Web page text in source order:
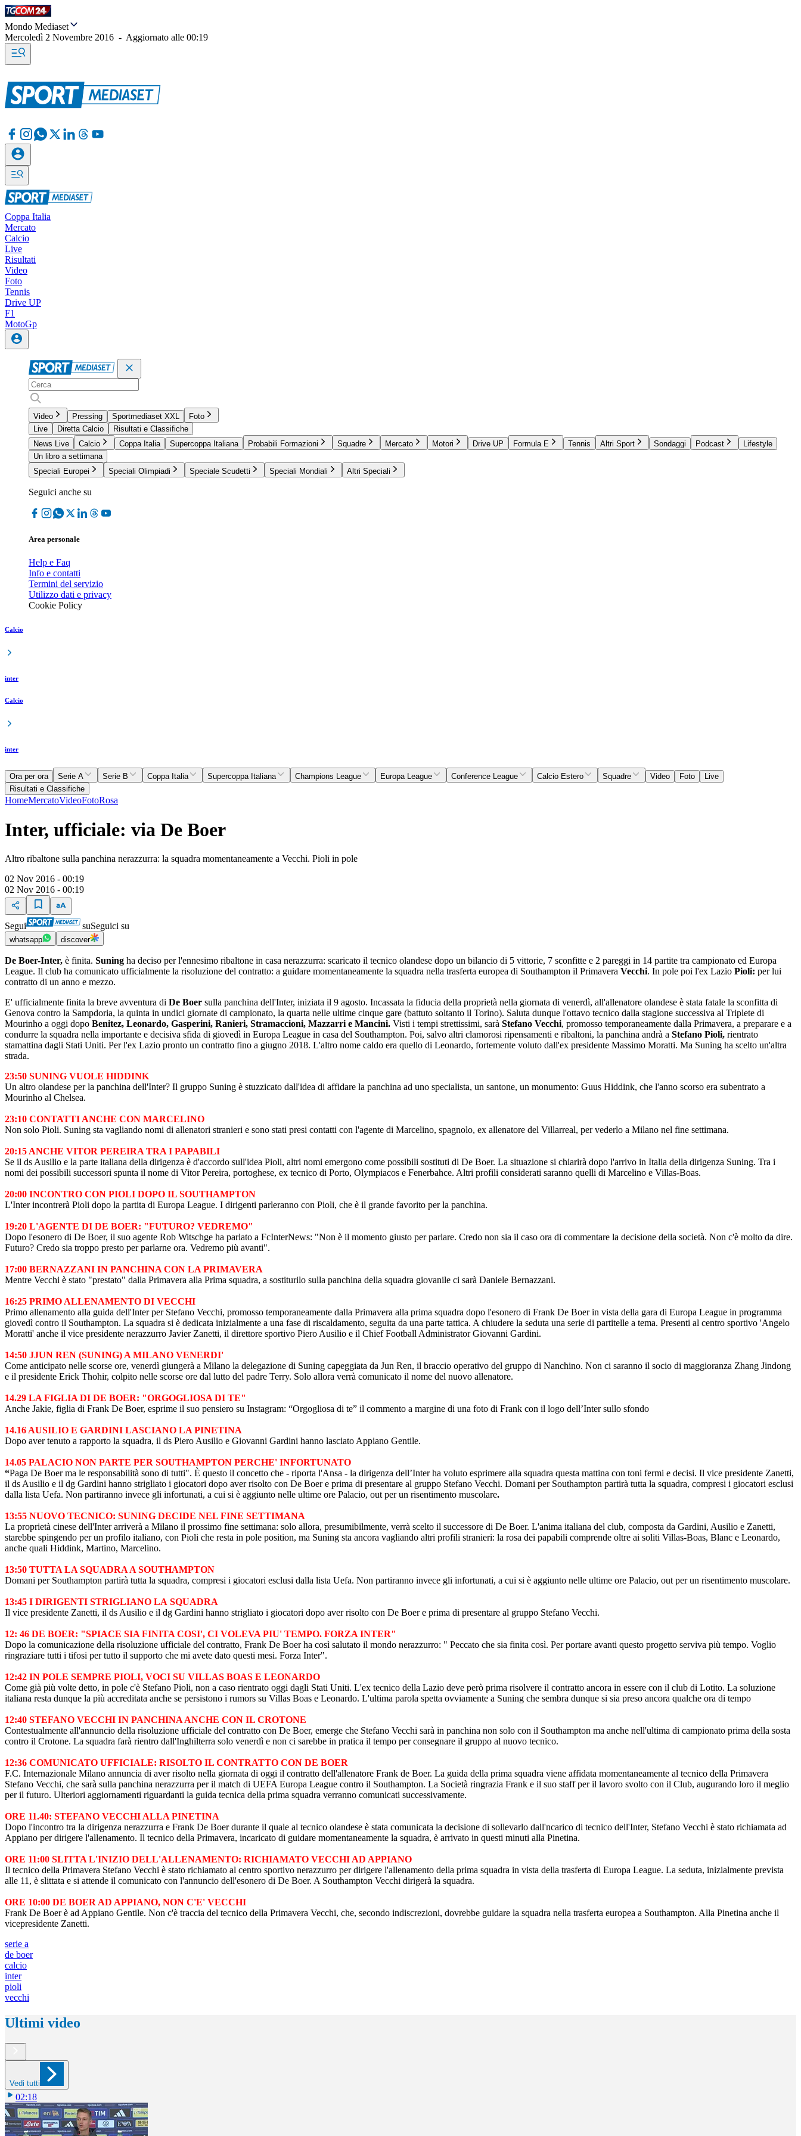
Mondo Mediaset
Mercoledì 2 Novembre 2016 - Aggiornato alle 00:19
Coppa Italia
Mercato
Calcio
Live
Risultati
Video
Foto
Tennis
Drive UP
F1
MotoGp
Video Pressing Sportmediaset XXL
Foto
Live
Diretta Calcio
Risultati e Classifiche
News Live
Calcio Coppa Italia Supercoppa Italiana Probabili Formazioni Squadre Mercato Motori Drive UP Formula E Tennis Altri Sport Sondaggi Podcast
Lifestyle
Un libro a settimana
Speciali Europei
Speciali Olimpiadi Speciale Scudetti Speciali Mondiali Altri Speciali
Seguici anche su
Area personale
Help e Faq
Info e contatti
Termini del servizio
Utilizzo dati e privacy
Cookie Policy
Calcio
inter
Calcio
inter
Ora per ora Serie A Serie B Coppa Italia Supercoppa Italiana Champions League Europa League Conference League Calcio Estero Squadre Video Foto
Live
Risultati e Classifiche
HomeMercatoVideoFotoRosa
Inter, ufficiale: via De Boer
Altro ribaltone sulla panchina nerazzurra: la squadra momentaneamente a Vecchi. Pioli in pole
02 Nov 2016 - 00:19
02 Nov 2016 - 00:19
Segui suSeguici su
whatsapp discover
De Boer-Inter, è finita. Suning ha deciso per l'ennesimo ribaltone in casa nerazzurra: scaricato il tecnico olandese dopo un bilancio di 5 vittorie, 7 sconfitte e 2 pareggi in 14 partite tra campionato ed Europa
League. Il club ha comunicato ufficialmente la risoluzione del contratto: a guidare momentaneamente la squadra nella trasferta europea di Southampton il Primavera Vecchi. In pole poi l'ex Lazio Pioli: per lui
contratto di un anno e mezzo.
E' ufficialmente finita la breve avventura di De Boer sulla panchina dell'Inter, iniziata il 9 agosto. Incassata la fiducia della proprietà nella giornata di venerdì, all'allenatore olandese è stata fatale la sconfitta di
Genova contro la Sampdoria, la quinta in undici giornate di campionato, la quarta nelle ultime cinque gare (battuto soltanto il Torino). Saluta dunque l'ottavo tecnico dalla stagione successiva al Triplete di
Mourinho a oggi dopo Benitez, Leonardo, Gasperini, Ranieri, Stramaccioni, Mazzarri e Mancini. Visti i tempi strettissimi, sarà Stefano Vecchi, promosso temporaneamente dalla Primavera, a preparare e a
condurre la squadra nella importante e decisiva sfida di giovedì in Europa League in casa del Southampton. Poi, salvo altri clamorosi ripensamenti e ribaltoni, la panchina andrà a Stefano Pioli, rientrato
stamattina dagli Stati Uniti. Per l'ex Lazio pronto un contratto fino a giugno 2018. L'altro nome caldo era quello di Leonardo, fortemente voluto dall'ex presidente Massimo Moratti. Ma Suning ha scelto un'altra
strada.
23:50 SUNING VUOLE HIDDINK
Un altro olandese per la panchina dell'Inter? Il gruppo Suning è stuzzicato dall'idea di affidare la panchina ad uno specialista, un santone, un monumento: Guus Hiddink, che l'anno scorso era subentrato a
Mourinho al Chelsea.
23:10 CONTATTI ANCHE CON MARCELINO
Non solo Pioli. Suning sta vagliando nomi di allenatori stranieri e sono stati presi contatti con l'agente di Marcelino, spagnolo, ex allenatore del Villarreal, per vederlo a Milano nel fine settimana.
20:15 ANCHE VITOR PEREIRA TRA I PAPABILI
Se il ds Ausilio e la parte italiana della dirigenza è d'accordo sull'idea Pioli, altri nomi emergono come possibili sostituti di De Boer. La situazione si chiarirà dopo l'arrivo in Italia della dirigenza Suning. Tra i
nomi dei possibili successori spunta il nome di Vitor Pereira, portoghese, ex tecnico di Porto, Olympiacos e Fenerbahce. Altri profili considerati saranno quelli di Marcelino e Villas-Boas.
20:00 INCONTRO CON PIOLI DOPO IL SOUTHAMPTON
L'Inter incontrerà Pioli dopo la partita di Europa League. I dirigenti parleranno con Pioli, che è il grande favorito per la panchina.
19:20 L'AGENTE DI DE BOER: "FUTURO? VEDREMO"
Dopo l'esonero di De Boer, il suo agente Rob Witschge ha parlato a FcInterNews: "Non è il momento giusto per parlare. Credo non sia il caso ora di commentare la decisione della società. Non c'è molto da dire.
Futuro? Credo sia troppo presto per parlarne ora. Vedremo più avanti".
17:00 BERNAZZANI IN PANCHINA CON LA PRIMAVERA
Mentre Vecchi è stato "prestato" dalla Primavera alla Prima squadra, a sostiturilo sulla panchina della squadra giovanile ci sarà Daniele Bernazzani.
16:25 PRIMO ALLENAMENTO DI VECCHI
Primo allenamento alla guida dell'Inter per Stefano Vecchi, promosso temporaneamente dalla Primavera alla prima squadra dopo l'esonero di Frank De Boer in vista della gara di Europa League in programma
giovedì contro il Southampton. La squadra si è dedicata inizialmente a una fase di riscaldamento, seguita da una parte tattica. A chiudere la seduta una serie di partitelle a tema. Presenti al centro sportivo 'Angelo
Moratti' anche il vice presidente nerazzurro Javier Zanetti, il direttore sportivo Piero Ausilio e il Chief Football Administrator Giovanni Gardini.
14:50 JJUN REN (SUNING) A MILANO VENERDI'
Come anticipato nelle scorse ore, venerdì giungerà a Milano la delegazione di Suning capeggiata da Jun Ren, il braccio operativo del gruppo di Nanchino. Non ci saranno il socio di maggioranza Zhang Jindong
e il presidente Erick Thohir, colpito nelle scorse ore dal lutto del padre Terry. Solo allora verrà comunicato il nome del nuovo allenatore.
14.29 LA FIGLIA DI DE BOER: "ORGOGLIOSA DI TE"
Anche Jakie, figlia di Frank De Boer, esprime il suo pensiero su Instagram: “Orgogliosa di te” il commento a margine di una foto di Frank con il logo dell’Inter sullo sfondo
14.16 AUSILIO E GARDINI LASCIANO LA PINETINA
Dopo aver tenuto a rapporto la squadra, il ds Piero Ausilio e Giovanni Gardini hanno lasciato Appiano Gentile.
14.05 PALACIO NON PARTE PER SOUTHAMPTON PERCHE' INFORTUNATO
“Paga De Boer ma le responsabilità sono di tutti". È questo il concetto che - riporta l'Ansa - la dirigenza dell’Inter ha voluto esprimere alla squadra questa mattina con toni fermi e decisi. Il vice presidente Zanetti,
il ds Ausilio e il dg Gardini hanno strigliato i giocatori dopo aver risolto con De Boer e prima di presentare al gruppo Stefano Vecchi. Domani per Southampton partirà tutta la squadra, compresi i giocatori esclusi
dalla lista Uefa. Non partiranno invece gli infortunati, a cui si è aggiunto nelle ultime ore Palacio, out per un risentimento muscolare.
13:55 NUOVO TECNICO: SUNING DECIDE NEL FINE SETTIMANA
La proprietà cinese dell'Inter arriverà a Milano il prossimo fine settimana: solo allora, presumibilmente, verrà scelto il successore di De Boer. L'anima italiana del club, composta da Gardini, Ausilio e Zanetti,
starebbe spingendo per un profilo italiano, con Pioli che resta in pole position, ma Suning sta ancora vagliando altri profili stranieri: la rosa dei papabili comprende oltre ai soliti Villas-Boas, Blanc e Leonardo,
anche quali Hiddink, Martino, Marcelino.
13:50 TUTTA LA SQUADRA A SOUTHAMPTON
Domani per Southampton partirà tutta la squadra, compresi i giocatori esclusi dalla lista Uefa. Non partiranno invece gli infortunati, a cui si è aggiunto nelle ultime ore Palacio, out per un risentimento muscolare.
13:45 I DIRIGENTI STRIGLIANO LA SQUADRA
Il vice presidente Zanetti, il ds Ausilio e il dg Gardini hanno strigliato i giocatori dopo aver risolto con De Boer e prima di presentare al gruppo Stefano Vecchi.
12: 46 DE BOER: "SPIACE SIA FINITA COSI', CI VOLEVA PIU' TEMPO. FORZA INTER"
Dopo la comunicazione della risoluzione ufficiale del contratto, Frank De Boer ha così salutato il mondo nerazzurro: " Peccato che sia finita così. Per portare avanti questo progetto serviva più tempo. Voglio
ringraziare tutti i tifosi per tutto il supporto che mi avete dato questi mesi. Forza Inter".
12:42 IN POLE SEMPRE PIOLI, VOCI SU VILLAS BOAS E LEONARDO
Come già più volte detto, in pole c'è Stefano Pioli, non a caso rientrato oggi dagli Stati Uniti. L'ex tecnico della Lazio deve però prima risolvere il contratto ancora in essere con il club di Lotito. La soluzione
italiana resta dunque la più accreditata anche se persistono i rumors su Villas Boas e Leonardo. L'ultima parola spetta ovviamente a Suning che sembra dunque si sia preso ancora qualche ora di tempo
12:40 STEFANO VECCHI IN PANCHINA ANCHE CON IL CROTONE
Contestualmente all'annuncio della risoluzione ufficiale del contratto con De Boer, emerge che Stefano Vecchi sarà in panchina non solo con il Southampton ma anche nell'ultima di campionato prima della sosta
contro il Crotone. La squadra farà rientro dall'Inghilterra solo venerdì e non ci sarebbe in pratica il tempo per consegnare il gruppo al nuovo tecnico.
12:36 COMUNICATO UFFICIALE: RISOLTO IL CONTRATTO CON DE BOER
F.C. Internazionale Milano annuncia di aver risolto nella giornata di oggi il contratto dell'allenatore Frank de Boer. La guida della prima squadra viene affidata momentaneamente al tecnico della Primavera
Stefano Vecchi, che sarà sulla panchina nerazzurra per il match di UEFA Europa League contro il Southampton. La Società ringrazia Frank e il suo staff per il lavoro svolto con il Club, augurando loro il meglio
per il futuro. Ulteriori aggiornamenti riguardanti la guida tecnica della prima squadra verranno comunicati successivamente.
ORE 11.40: STEFANO VECCHI ALLA PINETINA
Dopo l'incontro tra la dirigenza nerazzurra e Frank De Boer durante il quale al tecnico olandese è stata comunicata la decisione di sollevarlo dall'ncarico di tecnico dell'Inter, Stefano Vecchi è stato richiamata ad
Appiano per dirigere l'allenamento. Il tecnico della Primavera, incaricato di guidare momentaneamente la squadra, è arrivato in questi minuti alla Pinetina.
ORE 11:00 SLITTA L'INIZIO DELL'ALLENAMENTO: RICHIAMATO VECCHI AD APPIANO
Il tecnico della Primavera Stefano Vecchi è stato richiamato al centro sportivo nerazzurro per dirigere l'allenamento della prima squadra in vista della trasferta di Europa League. La seduta, inizialmente prevista
alle 11, è slittata e si attende il comunicato con l'annuncio dell'esonero di De Boer. A Southampton Vecchi dirigerà la squadra.
ORE 10:00 DE BOER AD APPIANO, NON C'E' VECCHI
Frank De Boer è ad Appiano Gentile. Non c'è traccia del tecnico della Primavera Vecchi, che, secondo indiscrezioni, dovrebbe guidare la squadra nella trasferta europea a Southampton. Alla Pinetina anche il
vicepresidente Zanetti.
serie a
de boer
calcio
inter
pioli
vecchi
Ultimi video
Vedi tutti
02:18